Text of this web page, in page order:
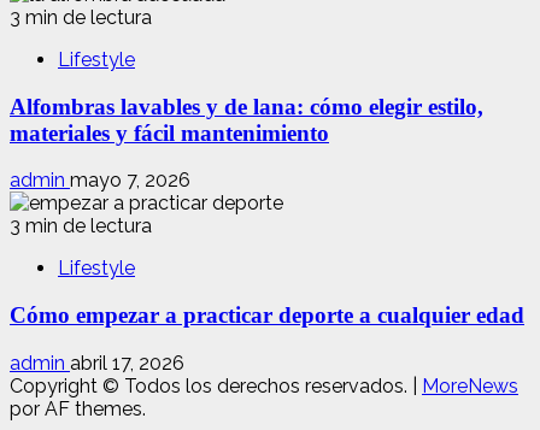
3 min de lectura
Lifestyle
Alfombras lavables y de lana: cómo elegir estilo,
materiales y fácil mantenimiento
admin mayo 7, 2026
3 min de lectura
Lifestyle
Cómo empezar a practicar deporte a cualquier edad
admin abril 17, 2026
Copyright © Todos los derechos reservados.
MoreNews
por AF themes.